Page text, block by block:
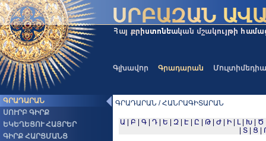
Գլխավոր Գրադարան Մուլտիմեդիա
ԳՐԱԴԱՐԱՆ
ՍՈՒՐԲ ԳԻՐՔ
ԵԿԵՂԵՑՈՒ ՀԱՅՐԵՐ
ԳԻՐՔ ՀԱՐՑՄԱՆՑ
ԳՐԱԴԱՐԱՆ / ՀԱՆՐԱԳԻՏԱՐԱՆ
Ա Բ Գ| Դ| Ե Զ| Է| Ը Թ| Ժ| Ի| Լ| Խ| Ծ
Տ Ց